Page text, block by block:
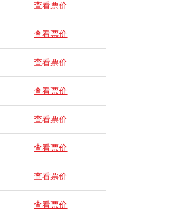
查看票价
查看票价
查看票价
查看票价
查看票价
查看票价
查看票价
查看票价